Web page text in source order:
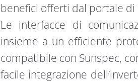
benefici offerti dal portale di
Le interfacce di
insieme a un efficiente
compatibile con Sunspec,
facile integrazione